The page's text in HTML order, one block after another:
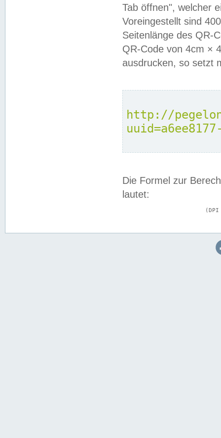
Tab öffnen", welcher
Voreingestellt sind
Seitenlänge des QR-
QR-Code von 4cm ×
ausdrucken, so setzt
http://
Die Formel zur
lautet: